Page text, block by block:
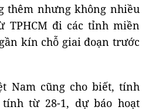
thêm nhưng không nhiều
TPHCM đi các tỉnh miền
kín chỗ giai đoạn trước
Nam cũng cho biết, tính
từ 28-1, dự báo hoạt